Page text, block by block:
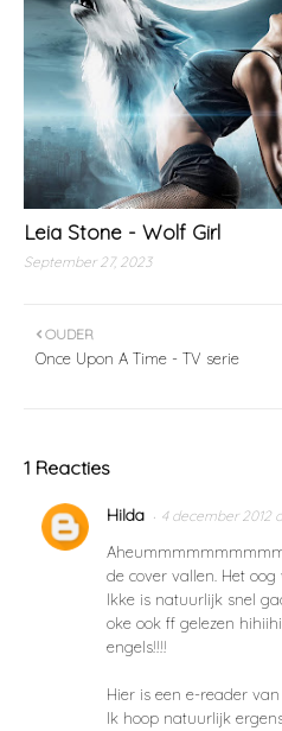
Leia Stone - Wolf Girl
September 27, 2023
OUDER
Once Upon A Time - TV serie
1 Reacties
Hilda 4 december 2012
de cover vallen. Het
Ikke is natuurlijk snel
oke ook ff gelezen
engels!!!!
Hier is een e-reader
Ik hoop natuurlijk